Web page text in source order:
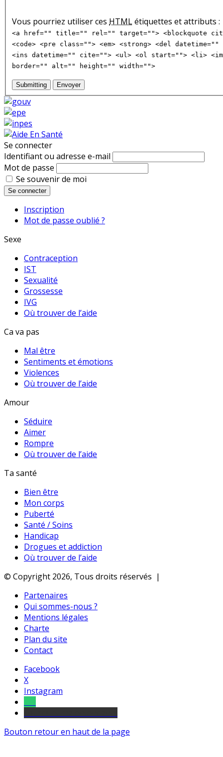
Vous pourriez utiliser ces HTMLétiquettes et attributs :
<a href="" title="" rel="" target=""> <blockquote
<code> <pre class=""> <em> <strong> <del
<ins datetime="" cite=""> <ul> <ol start=""> <li>
border="" alt="" height="" width="">
Submitting Envoyer
Se connecter
Identifiant ou adresse e-mail
Mot de passe
Se souvenir de moi
Se connecter
Inscription
Mot de passe oublié ?
Sexe
Contraception
IST
Sexualité
Grossesse
IVG
Où trouver de l’aide
Ca va pas
Mal être
Sentiments et émotions
Violences
Où trouver de l’aide
Amour
Séduire
Aimer
Rompre
Où trouver de l’aide
Ta santé
Bien être
Mon corps
Puberté
Santé / Soins
Handicap
Drogues et addiction
Où trouver de l’aide
© Copyright 2026, Tous droits réservés |
Partenaires
Qui sommes-nous ?
Mentions légales
Charte
Plan du site
Contact
Facebook
X
Instagram
Bouton retour en haut de la page